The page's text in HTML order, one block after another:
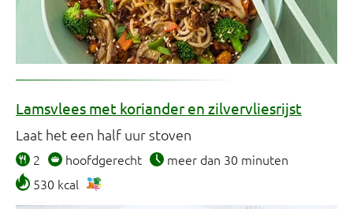
Lamsvlees met koriander en zilvervliesrijst
Laat het een half uur stoven
2 hoofdgerecht
meer dan 30 minuten
530 kcal